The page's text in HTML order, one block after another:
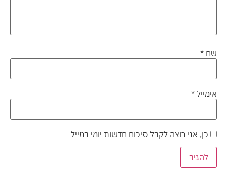
שם *
אימייל *
כן, אני רוצה לקבל סיכום חדשות יומי במייל